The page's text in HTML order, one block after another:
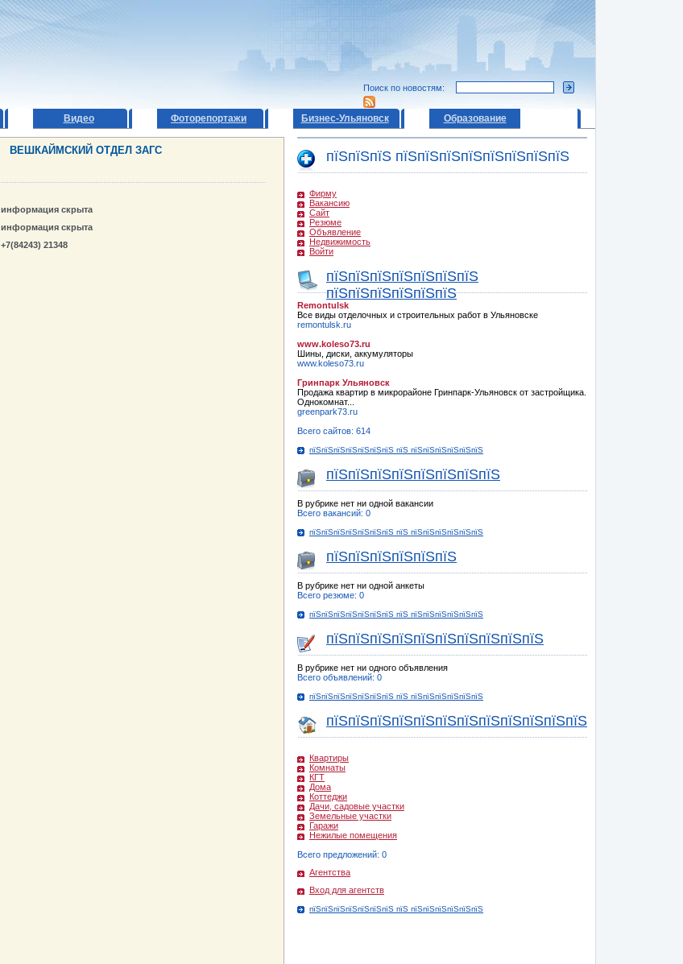
Поиск по новостям:
Видео Фоторепортажи Бизнес-Ульяновск Образование
ВЕШКАЙМСКИЙ ОТДЕЛ ЗАГС
информация скрыта
информация скрыта
+7(84243) 21348
пїЅпїЅпїЅ пїЅпїЅпїЅпїЅпїЅпїЅпїЅпїЅ
Фирму
Вакансию
Сайт
Резюме
Объявление
Недвижимость
Войти
пїЅпїЅпїЅпїЅпїЅпїЅпїЅ
пїЅпїЅпїЅпїЅпїЅпїЅ
Remontulsk
Все виды отделочных и строительных работ в Ульяновске
remontulsk.ru
www.koleso73.ru
Шины, диски, аккумуляторы
www.koleso73.ru
Гринпарк Ульяновск
Продажа квартир в микрорайоне Гринпарк-Ульяновск от застройщика.
Однокомнат...
greenpark73.ru
Всего сайтов: 614
пїЅпїЅпїЅпїЅпїЅпїЅпїЅ пїЅ пїЅпїЅпїЅпїЅпїЅпїЅ
пїЅпїЅпїЅпїЅпїЅпїЅпїЅпїЅ
В рубрике нет ни одной вакансии
Всего вакансий: 0
пїЅпїЅпїЅпїЅпїЅпїЅпїЅ пїЅ пїЅпїЅпїЅпїЅпїЅпїЅ
пїЅпїЅпїЅпїЅпїЅпїЅ
В рубрике нет ни одной анкеты
Всего резюме: 0
пїЅпїЅпїЅпїЅпїЅпїЅпїЅ пїЅ пїЅпїЅпїЅпїЅпїЅпїЅ
пїЅпїЅпїЅпїЅпїЅпїЅпїЅпїЅпїЅпїЅ
В рубрике нет ни одного объявления
Всего объявлений: 0
пїЅпїЅпїЅпїЅпїЅпїЅпїЅ пїЅ пїЅпїЅпїЅпїЅпїЅпїЅ
пїЅпїЅпїЅпїЅпїЅпїЅпїЅпїЅпїЅпїЅпїЅпїЅ
Квартиры
Комнаты
КГТ
Дома
Коттеджи
Дачи, садовые участки
Земельные участки
Гаражи
Нежилые помещения
Всего предложений: 0
Агентства
Вход для агентств
пїЅпїЅпїЅпїЅпїЅпїЅпїЅ пїЅ пїЅпїЅпїЅпїЅпїЅпїЅ